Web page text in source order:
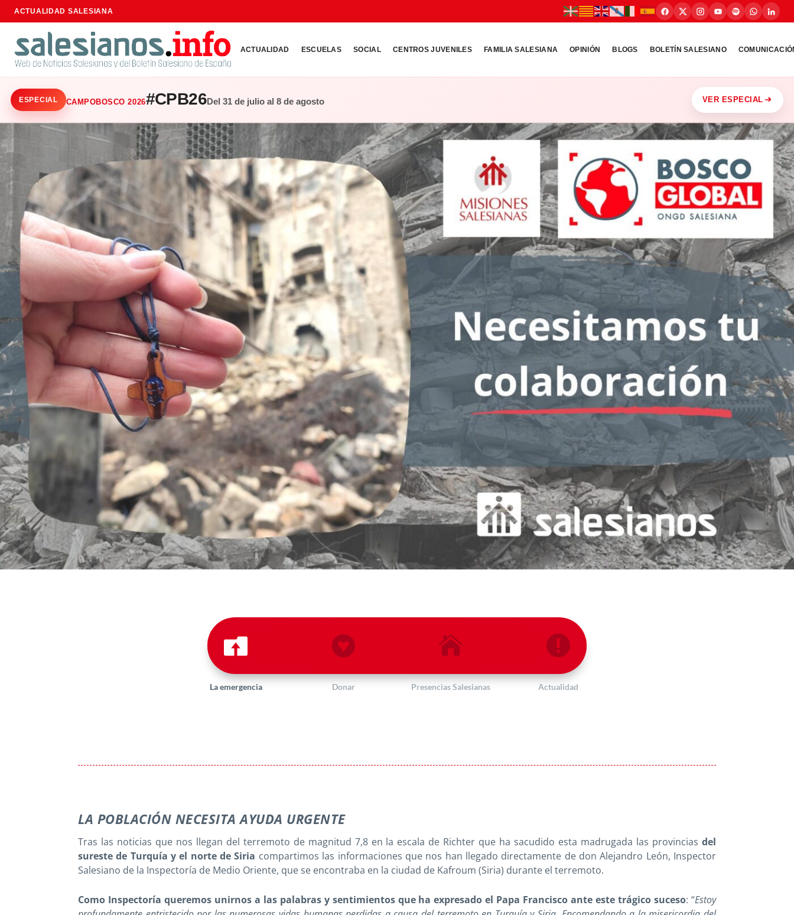
ACTUALIDAD SALESIANA
ACTUALIDAD ESCUELAS SOCIAL CENTROS JUVENILES FAMILIA SALESIANA OPINIÓN BLOGS BOLETÍN SALESIANO
ESPECIAL CAMPOBOSCO 2026#CPB26Del 31 de julio al 8 de agosto VER ESPECIAL

La emergencia

Donar

Presencias Salesianas

Actualidad
LA POBLACIÓN NECESITA AYUDA URGENTE
Tras las noticias que nos llegan del terremoto de magnitud 7,8 en la escala de Richter que ha sacudido esta madrugada las provincias del
sureste de Turquía y el norte de Siria compartimos las informaciones que nos han llegado directamente de don Alejandro León, Inspector
Salesiano de la Inspectoría de Medio Oriente, que se encontraba en la ciudad de Kafroum (Siria) durante el terremoto.
Como Inspectoría queremos unirnos a las palabras y sentimientos que ha expresado el Papa Francisco ante este trágico suceso: “Estoy